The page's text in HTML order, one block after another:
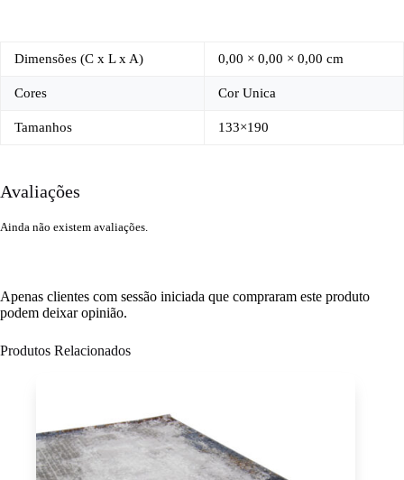
Dimensões (C x L x A) 0,00 × 0,00 × 0,00 cm
Cores Cor Unica
Tamanhos 133×190
Avaliações
Ainda não existem avaliações.
Apenas clientes com sessão iniciada que compraram este produto
podem deixar opinião.
Produtos Relacionados